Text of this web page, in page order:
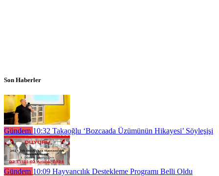
Son Haberler
Gündem 10:32 Takaoğlu ‘Bozcaada Üzümünün Hikayesi’ Söyleşişi
Gündem 10:09 Hayvancılık Destekleme Programı Belli Oldu